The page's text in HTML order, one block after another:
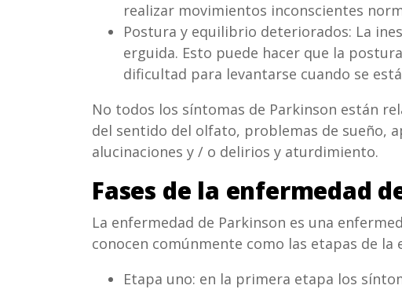
realizar movimientos inconscientes
Postura y equilibrio deteriorados: La
erguida. Esto puede hacer que la
dificultad para levantarse cuando se
No todos los síntomas de Parkinson están
del sentido del olfato, problemas de sueño,
alucinaciones y / o delirios y aturdimiento.
Fases de la enfermedad
La enfermedad de Parkinson es una
conocen comúnmente como las etapas de la
Etapa uno: en la primera etapa los